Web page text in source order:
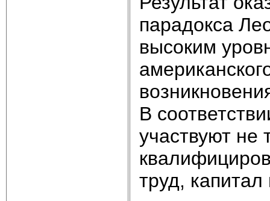
парадокса
высоким
В
участвуют не
труд,